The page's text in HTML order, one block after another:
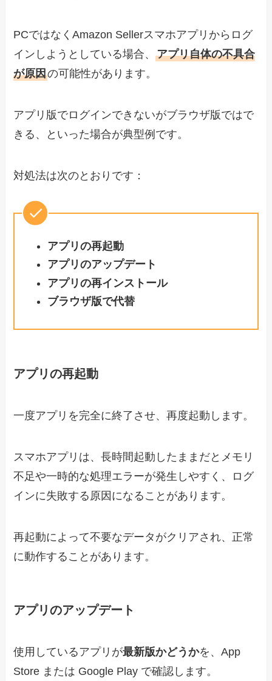
PCではなくAmazon Sellerスマホアプリからログ
インしようとしている場合、アプリ自体の不具合
が原因の可能性があります。
アプリ版でログインできないがブラウザ版ではで
きる、といった場合が典型例です。
対処法は次のとおりです：
アプリの再起動
アプリのアップデート
アプリの再インストール
ブラウザ版で代替
アプリの再起動
一度アプリを完全に終了させ、再度起動します。
スマホアプリは、長時間起動したままだとメモリ
不足や一時的な処理エラーが発生しやすく、ログ
インに失敗する原因になることがあります。
再起動によって不要なデータがクリアされ、正常
に動作することがあります。
アプリのアップデート
使用しているアプリが最新版かどうかを、App
Store または Google Play で確認します。